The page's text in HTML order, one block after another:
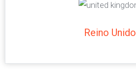
Reino Unido